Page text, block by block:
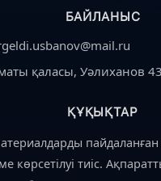
БАЙЛАНЫС
қаласы, Уәлиханов
ҚҰҚЫҚТАР
пайдаланған
көрсетілуі тиіс.